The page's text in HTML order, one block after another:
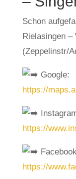
Schon
Rielasingen –
(Zeppelinstr/
Google:
https://
https://
https://